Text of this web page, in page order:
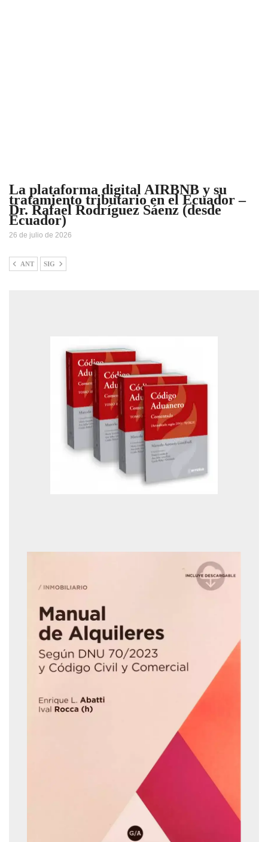
La plataforma digital AIRBNB y su
tratamiento tributario en el Ecuador –
Dr. Rafael Rodríguez Sáenz (desde
Ecuador)
26 de julio de 2026
ANT SIG